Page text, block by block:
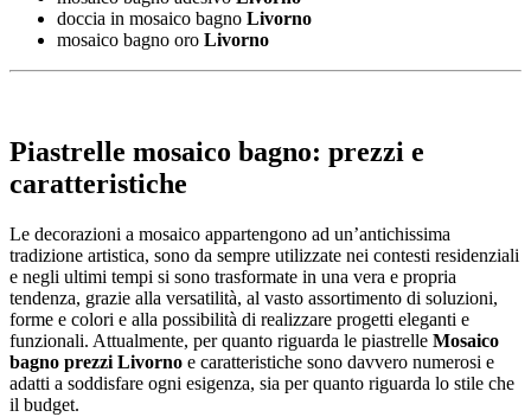
doccia in mosaico bagno Livorno
mosaico bagno oro Livorno
Piastrelle mosaico bagno: prezzi e
caratteristiche
Le decorazioni a mosaico appartengono ad un’antichissima
tradizione artistica, sono da sempre utilizzate nei contesti residenziali
e negli ultimi tempi si sono trasformate in una vera e propria
tendenza, grazie alla versatilità, al vasto assortimento di soluzioni,
forme e colori e alla possibilità di realizzare progetti eleganti e
funzionali. Attualmente, per quanto riguarda le piastrelle Mosaico
bagno prezzi Livorno e caratteristiche sono davvero numerosi e
adatti a soddisfare ogni esigenza, sia per quanto riguarda lo stile che
il budget.